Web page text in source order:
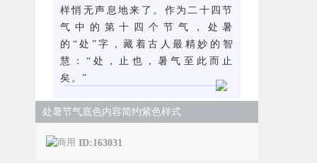
样悄无声息地来了。作为二十四节
气中的第十四个节气，处暑
的“处”字，藏着古人最精妙的智
慧：“处，止也，暑气至此而止
矣。”
处暑节气底色内容简约紫色样式
ID:163031